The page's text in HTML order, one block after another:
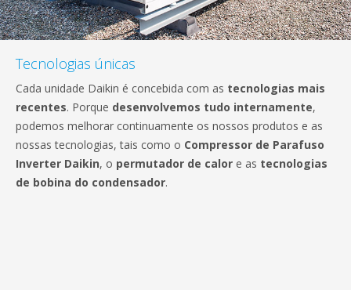
Tecnologias únicas
Cada unidade Daikin é concebida com as tecnologias mais
recentes. Porque desenvolvemos tudo internamente,
podemos melhorar continuamente os nossos produtos e as
nossas tecnologias, tais como o Compressor de Parafuso
Inverter Daikin, o permutador de calor e as tecnologias
de bobina do condensador.